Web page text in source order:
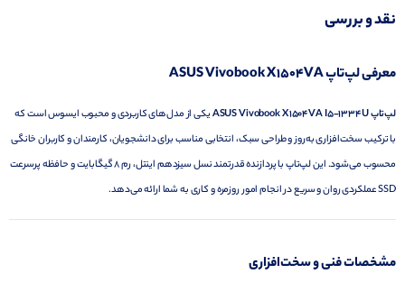
نقد و بررسی
معرفی لپ‌تاپ ASUS Vivobook X1504VA
لپ‌تاپ ASUS Vivobook X1504VA I5-1334U
یکی از مدل‌های کاربردی و محبوب ایسوس است که
با ترکیب سخت‌افزاری به‌روز و طراحی سبک، انتخابی مناسب برای دانشجویان، کارمندان و کاربران خانگی
محسوب می‌شود. این لپ‌تاپ با پردازنده قدرتمند نسل سیزدهم اینتل، رم 8 گیگابایت و حافظه پرسرعت
SSD عملکردی روان و سریع در انجام امور روزمره و کاری به شما ارائه می‌دهد.
مشخصات فنی و سخت‌افزاری